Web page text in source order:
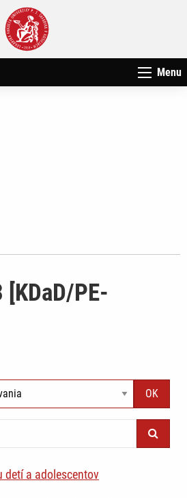
Menu
PE-
detí a adolescentov